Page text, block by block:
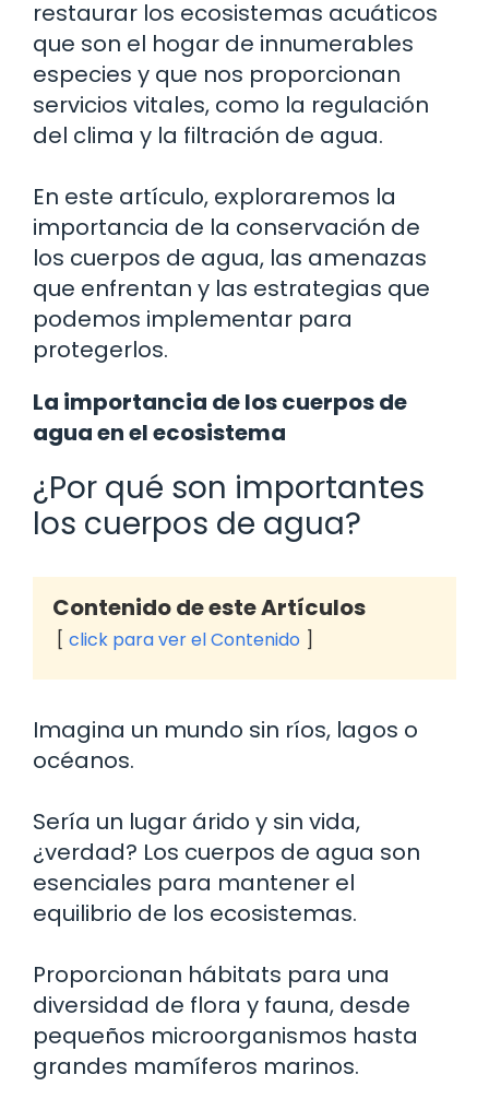
restaurar los ecosistemas acuáticos
que son el hogar de innumerables
especies y que nos proporcionan
servicios vitales, como la regulación
del clima y la filtración de agua.
En este artículo, exploraremos la
importancia de la conservación de
los cuerpos de agua, las amenazas
que enfrentan y las estrategias que
podemos implementar para
protegerlos.
La importancia de los cuerpos de
agua en el ecosistema
¿Por qué son importantes
los cuerpos de agua?
Contenido de este Artículos
click para ver el Contenido
Imagina un mundo sin ríos, lagos o
océanos.
Sería un lugar árido y sin vida,
¿verdad? Los cuerpos de agua son
esenciales para mantener el
equilibrio de los ecosistemas.
Proporcionan hábitats para una
diversidad de flora y fauna, desde
pequeños microorganismos hasta
grandes mamíferos marinos.